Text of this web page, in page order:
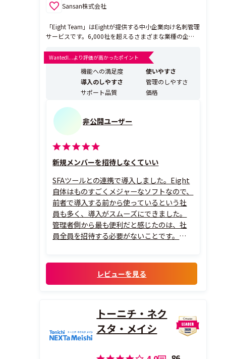
Sansan株式会社
「Eight Team」はEightが提供する中小企業向け名刺管理
サービスです。6,000社を超えるさまざまな業種の企業
て、社内のEightユーザーが保有する名刺情報を一括管
理・共有でき、会社の資産として有効活用することがで
きます。 公式HP：https...
Wantedl...より評価が高かったポイント
機能への満足度
使いやすさ
導入のしやすさ
管理のしやすさ
サポート品質
価格
非公開ユーザー
新規メンバーを招待しなくていい
SFAツールとの連携で導入しました。Eight
自体はものすごくメジャーなソフトなので、
前者で導入する前から使っているという社
員も多く、導入がスムーズにできました。
管理者側から最も便利だと感じたのは、社
員全員を招待する必要がないことです。各自
て上がってくるため、新入社員などが入っ
たときに、管理者が能動的に動く必要があ
レビューを見る
トーニチ・ネク
スタ・メイシ